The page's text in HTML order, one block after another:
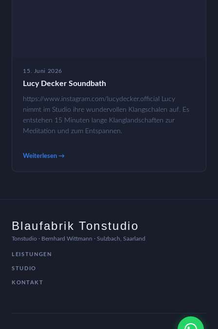
15. Juni 2026
Lucy Decker Soundbath
https://www.instagram.com/lucydecker.official Lucy
nimmt im Studio ihre wundervollen Klangschalen auf. Es
entstehen 15 Minuten lange Klanglandschaften zur
Meditation und zum Entspannen.
Weiterlesen →
Blaufabrik Tonstudio
Tonstudio · Bernhard Wittmann · Sulzbach, Saarland
LEISTUNGEN
STUDIO
KONTAKT